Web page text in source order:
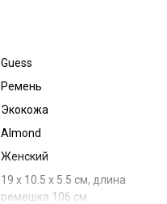
Guess
Ремень
Экокожа
Almond
Женский
19 x 10.5 x 5.5 см, длина
ремешка 106 см